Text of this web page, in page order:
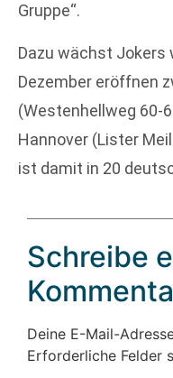
Gruppe“.
Dazu wächst
Dezember eröffnen
(Westenhellweg 60-
Hannover (Lister
ist damit in 20
Schreibe
Deine E-Mail-
Erforderliche Felder